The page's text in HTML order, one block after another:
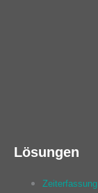
Lösungen
Zeiterfassung